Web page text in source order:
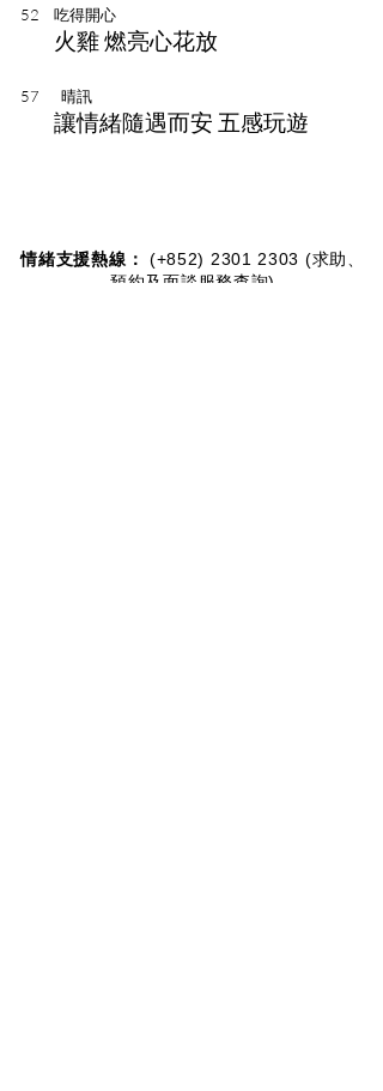
52 吃得開心
火雞 燃亮心花放
57 晴訊
讓情緒隨遇而安 五感玩遊
情緒支援熱線：​​ (+852) 2301 2303 (求助、
預約及面談服務查詢)